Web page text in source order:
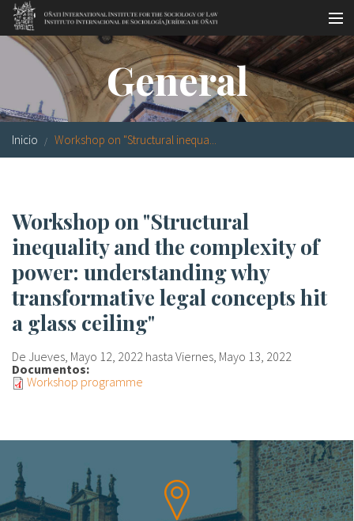
Pasar al contenido principal
Master oficial
Workshops
Visitas
Biblioteca
Sociología jurídica
Investigación
Equipo
Sobre el IISJ
FAQ
Oñati
General
Inicio Workshop on "Structural inequa...
Workshop on "Structural
inequality and the complexity of
power: understanding why
transformative legal concepts hit
a glass ceiling"
De Jueves, Mayo 12, 2022 hasta Viernes, Mayo 13, 2022
Documentos:
Workshop programme